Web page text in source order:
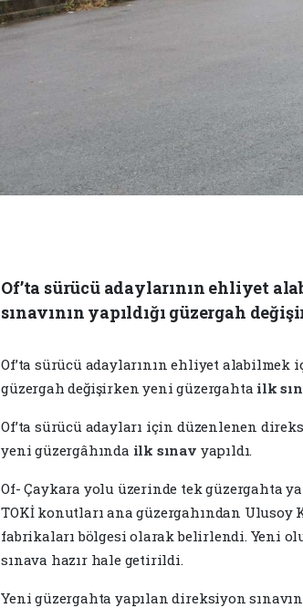
Of’ta sürücü adaylarının ehliyet
sınavının yapıldığı güzergah
Of’ta sürücü adaylarının ehliyet alabilmek
güzergah değişirken yeni güzergahta ilk
Of’ta sürücü adayları için düzenlenen
yeni güzergâhında ilk sınav yapıldı.
Of- Çaykara yolu üzerinde tek güzergahta
TOKİ konutları ana güzergahından
fabrikaları bölgesi olarak belirlendi. Yeni
sınava hazır hale getirildi.
Yeni güzergahta yapılan direksiyon